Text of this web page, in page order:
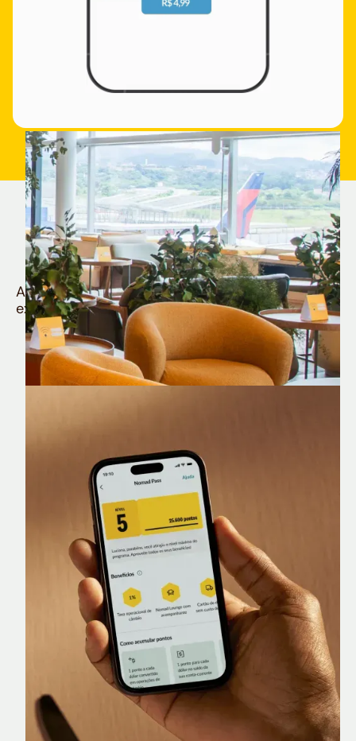
Quem é Nomad tem
muito mais
Aproveite todos os benefícios e vantagens
exclusivas da sua Conta Internacional
Nomad Lounge
Sala VIP no Aeroporto de Guarulhos